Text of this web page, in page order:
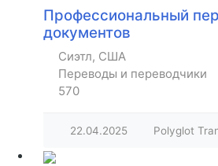
Профессиональный
документов
Сиэтл, США
Переводы и переводчики
570
22.04.2025 Polyglot